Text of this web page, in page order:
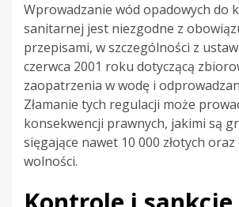
Wprowadzanie wód opadowych do
sanitarnej jest niezgodne z
przepisami, w szczególności z
czerwca 2001 roku dotyczącą
zaopatrzenia w wodę i
Złamanie tych regulacji może
konsekwencji prawnych, jakimi są
sięgające nawet 10 000 złotych
wolności.